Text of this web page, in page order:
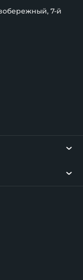
7-й